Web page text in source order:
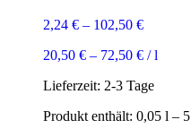
2,24 € – 102,50 €
20,50 € – 72,50 € /l
Lieferzeit: 2-3 Tage
Produkt enthält: 0,05 l – 5